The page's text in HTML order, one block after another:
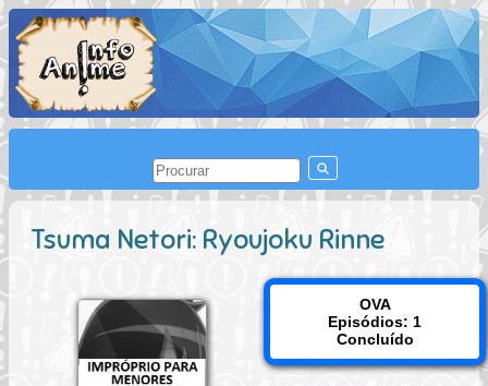
Tsuma Netori: Ryoujoku Rinne
OVA
Episódios: 1
Concluído